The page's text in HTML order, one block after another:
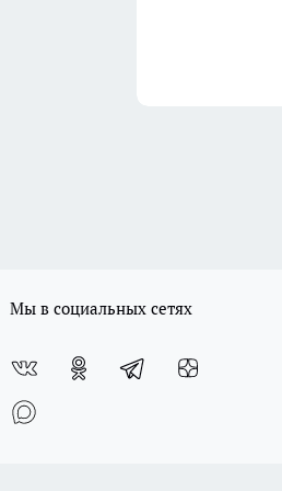
Мы в социальных сетях